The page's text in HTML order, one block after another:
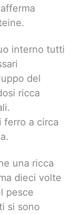
interno tutti
del
ricca
ferro a circa
una ricca
dieci volte
pesce
si sono